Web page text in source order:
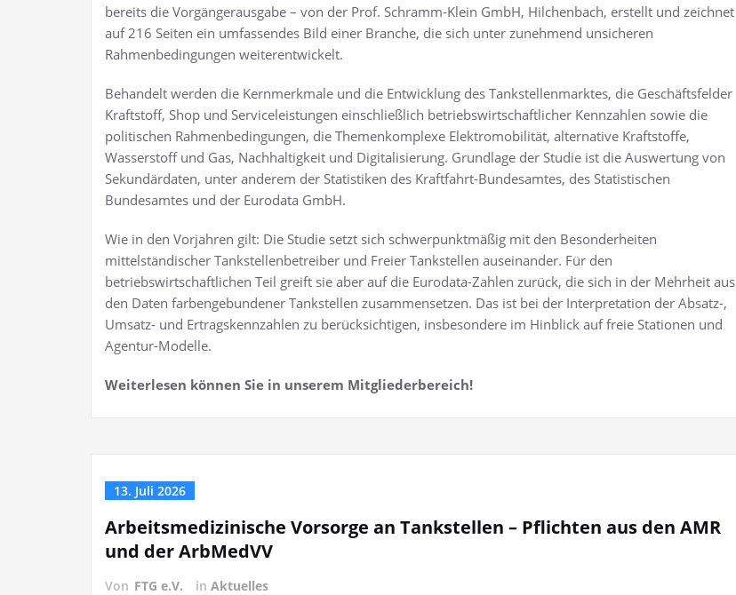
bereits die Vorgängerausgabe – von der Prof. Schramm-Klein GmbH, Hilchenbach, erstellt und zeichnet
auf 216 Seiten ein umfassendes Bild einer Branche, die sich unter zunehmend unsicheren
Rahmenbedingungen weiterentwickelt.
Behandelt werden die Kernmerkmale und die Entwicklung des Tankstellenmarktes, die Geschäftsfelder
Kraftstoff, Shop und Serviceleistungen einschließlich betriebswirtschaftlicher Kennzahlen sowie die
politischen Rahmenbedingungen, die Themenkomplexe Elektromobilität, alternative Kraftstoffe,
Wasserstoff und Gas, Nachhaltigkeit und Digitalisierung. Grundlage der Studie ist die Auswertung von
Sekundärdaten, unter anderem der Statistiken des Kraftfahrt-Bundesamtes, des Statistischen
Bundesamtes und der Eurodata GmbH.
Wie in den Vorjahren gilt: Die Studie setzt sich schwerpunktmäßig mit den Besonderheiten
mittelständischer Tankstellenbetreiber und Freier Tankstellen auseinander. Für den
betriebswirtschaftlichen Teil greift sie aber auf die Eurodata-Zahlen zurück, die sich in der Mehrheit aus
den Daten farbengebundener Tankstellen zusammensetzen. Das ist bei der Interpretation der Absatz-,
Umsatz- und Ertragskennzahlen zu berücksichtigen, insbesondere im Hinblick auf freie Stationen und
Agentur-Modelle.
Weiterlesen können Sie in unserem Mitgliederbereich!
13. Juli 2026
Arbeitsmedizinische Vorsorge an Tankstellen – Pflichten aus den AMR
und der ArbMedVV
Von FTG e.V. in Aktuelles